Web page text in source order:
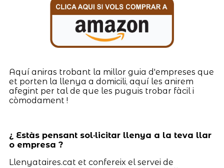
Aquí aniras trobant la millor guia d'empreses que
et porten la llenya a domicili, aquí les anirem
afegint per tal de que les puguis trobar fàcil i
còmodament !
¿ Estàs pensant sol·licitar llenya a la teva llar
o empresa ?
Llenyataires.cat et confereix el servei de